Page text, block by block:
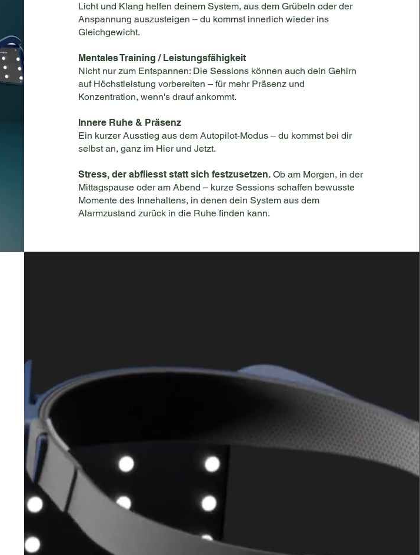
Licht und Klang helfen deinem System, aus dem Grübeln oder der
Anspannung auszusteigen – du kommst innerlich wieder ins
Gleichgewicht.
Mentales Training / Leistungsfähigkeit
Nicht nur zum Entspannen: Die Sessions können auch dein Gehirn
auf Höchstleistung vorbereiten – für mehr Präsenz und
Konzentration, wenn's drauf ankommt.
Innere Ruhe & Präsenz
Ein kurzer Ausstieg aus dem Autopilot-Modus – du kommst bei dir
selbst an, ganz im Hier und Jetzt.
Stress, der abfliesst statt sich festzusetzen.Ob am Morgen, in der
Mittagspause oder am Abend – kurze Sessions schaffen bewusste
Momente des Innehaltens, in denen dein System aus dem
Alarmzustand zurück in die Ruhe finden kann.